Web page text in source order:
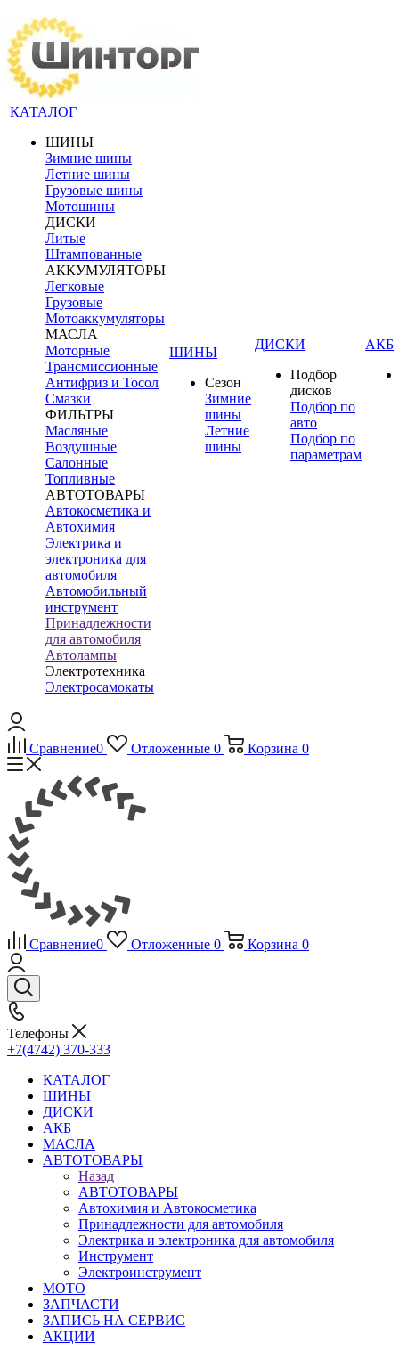
КАТАЛОГ
ШИНЫ
Зимние шины
Летние шины
Грузовые шины
Мотошины
ДИСКИ
Литые
Штампованные
АККУМУЛЯТОРЫ
Легковые
Грузовые
Мотоаккумуляторы
МАСЛА
Моторные
Трансмиссионные
Антифриз и Тосол
Смазки
ФИЛЬТРЫ
Масляные
Воздушные
Салонные
Топливные
АВТОТОВАРЫ
Автокосметика и
Автохимия
Электрика и
электроника для
автомобиля
Автомобильный
инструмент
Принадлежности
для автомобиля
Автолампы
Электротехника
Электросамокаты
ШИНЫ
Сезон
Зимние
шины
Летние
шины
ДИСКИ
Подбор
дисков
Подбор по
авто
Подбор по
параметрам
АКБ
Сравнение0 Отложенные 0 Корзина 0
Сравнение0 Отложенные 0 Корзина 0
Телефоны
+7(4742) 370-333
КАТАЛОГ
ШИНЫ
ДИСКИ
АКБ
МАСЛА
АВТОТОВАРЫ
Назад
АВТОТОВАРЫ
Автохимия и Автокосметика
Принадлежности для автомобиля
Электрика и электроника для автомобиля
Инструмент
Электроинструмент
МОТО
ЗАПЧАСТИ
ЗАПИСЬ НА СЕРВИС
АКЦИИ